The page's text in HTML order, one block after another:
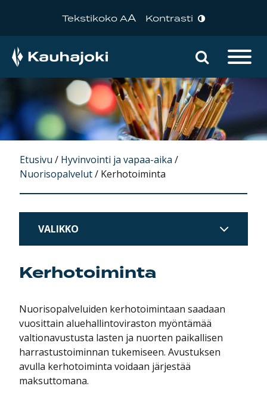
Tekstikoko AA Kontrasti
Päävalikko Hae
Etusivu / Hyvinvointi ja vapaa-aika /
Nuorisopalvelut/ Kerhotoiminta
VALIKKO
Kerhotoiminta
Nuorisopalveluiden kerhotoimintaan saadaan
vuosittain aluehallintoviraston myöntämää
valtionavustusta lasten ja nuorten paikallisen
harrastustoiminnan tukemiseen. Avustuksen
avulla kerhotoiminta voidaan järjestää
maksuttomana.